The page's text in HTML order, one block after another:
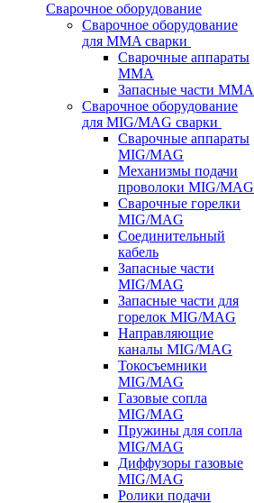
Сварочное оборудование
Сварочное оборудование
для MMA сварки
Сварочные аппараты
MMA
Запасные части MMA
Сварочное оборудование
для MIG/MAG сварки
Сварочные аппараты
MIG/MAG
Механизмы подачи
проволоки MIG/MAG
Сварочные горелки
MIG/MAG
Соединительный
кабель
Запасные части
MIG/MAG
Запасные части для
горелок MIG/MAG
Направляющие
каналы MIG/MAG
Токосъемники
MIG/MAG
Газовые сопла
MIG/MAG
Пружины для сопла
MIG/MAG
Диффузоры газовые
MIG/MAG
Ролики подачи